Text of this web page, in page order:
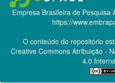
Empresa Brasileira de Pesquisa
https://
O conteúdo do repositório
Creative CommonsAtribuição -
4.0